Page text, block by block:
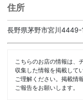
住所
長野県茅野市宮川4449-
こちらのお店の情報は、
収集した情報を掲載して
ご理解ください。掲載情
ご報告をお願いします。